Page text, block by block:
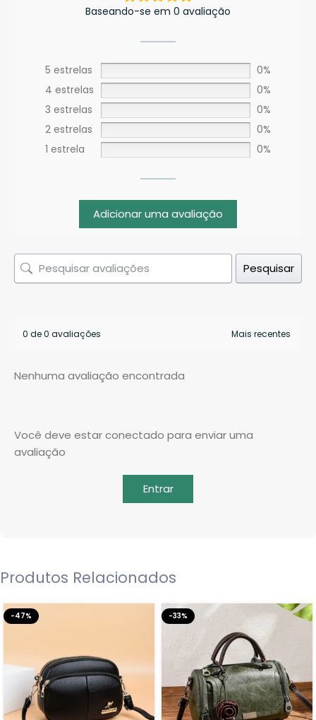
Você deve estar conectado para enviar uma
avaliação
Entrar
Baseando-se em 0 avaliação
5 estrelas
0%
4 estrelas
0%
3 estrelas
0%
2 estrelas
0%
1 estrela
0%
Adicionar uma avaliação
Pesquisar
0 de 0 avaliações
Nenhuma avaliação encontrada
Produtos Relacionados
-47% -33%